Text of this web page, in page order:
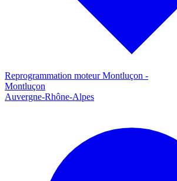
Reprogrammation moteurMontluçon -
Montluçon
Auvergne-Rhône-Alpes